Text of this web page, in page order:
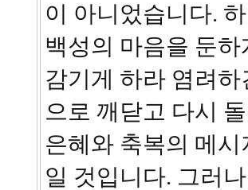
이 아니었습니다.
백성의 마음을 둔
감기게 하라 염려
으로 깨닫고 다시
은혜와 축복의 메
일 것입니다. 그러